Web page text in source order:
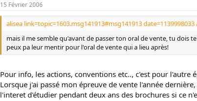
15 Février 2006
alisea link=topic=1603.msg141913#msg141913 date=1139998033
mais il me semble qu'avant de passer ton oral de vente, tu dois
peux pa leur mentir pour l'oral de vente qui a lieu après!
Pour info, les actions, conventions etc.., c'est pour l'autre
Lorsque j'ai passé mon épreuve de vente l'année
l'interet d'étudier pendant deux ans des brochures si ce